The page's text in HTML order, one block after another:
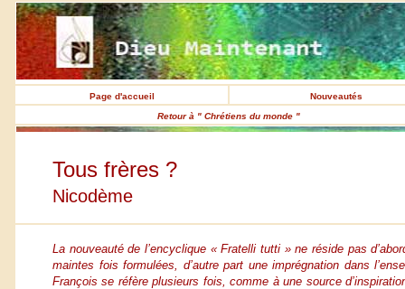
Page d'accueil
Nouveautés
Retour à " Chrétiens du monde "
Tous frères ?
Nicodème
La nouveauté de l’encyclique « Fratelli tutti » ne réside pas
maintes fois formulées, d’autre part une imprégnation dans
François se réfère plusieurs fois, comme à une source